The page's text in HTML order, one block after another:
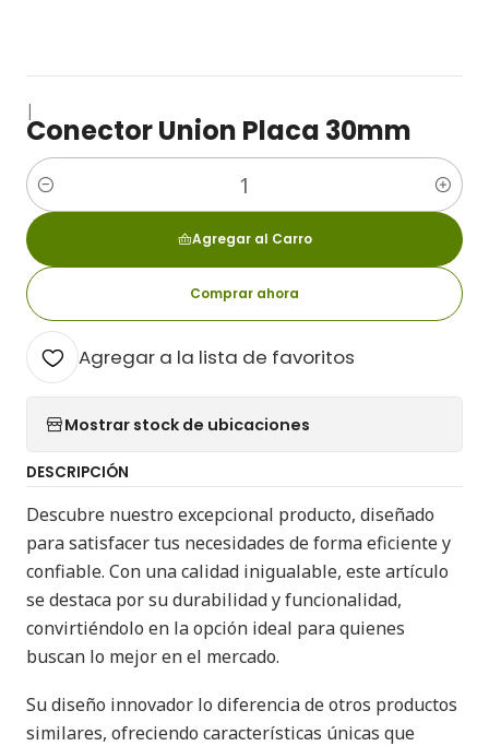
|
Conector Union Placa 30mm
Cantidad
Agregar al Carro
Comprar ahora
Agregar a la lista de favoritos
Mostrar stock de ubicaciones
DESCRIPCIÓN
Descubre nuestro excepcional producto, diseñado
para satisfacer tus necesidades de forma eficiente y
confiable. Con una calidad inigualable, este artículo
se destaca por su durabilidad y funcionalidad,
convirtiéndolo en la opción ideal para quienes
buscan lo mejor en el mercado.
Su diseño innovador lo diferencia de otros productos
similares, ofreciendo características únicas que